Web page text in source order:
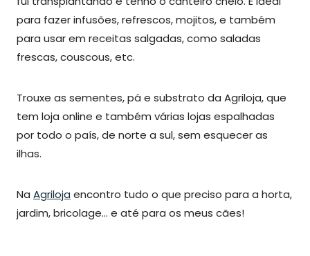
para fazer infusões, refrescos, mojitos, e também
para usar em receitas salgadas, como saladas
frescas, couscous, etc.
Trouxe as sementes, pá e substrato da Agriloja, que
tem loja online e também várias lojas espalhadas
por todo o país, de norte a sul, sem esquecer as
ilhas.
Na Agriloja encontro tudo o que preciso para a horta,
jardim, bricolage… e até para os meus cães!